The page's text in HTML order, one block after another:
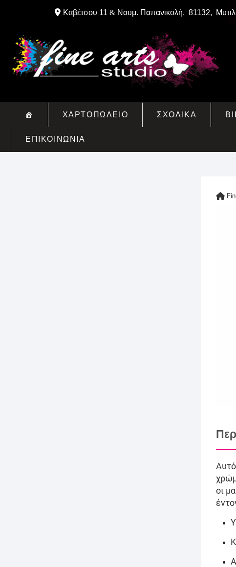
Καβέτσου 11 & Ναυμ. Παπανικολή, 81132,
ΧΑΡΤΟΠΩΛΕΙΟ ΣΧΟΛΙΚΑ
ΕΠΙΚΟΙΝΩΝΙΑ
οι